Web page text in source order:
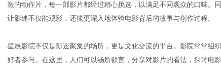
激的动作片，每一部影片都经过精心挑选，以满足不同观众的口味。
让影迷不仅能观影，还能更深入地体验电影背后的故事与创作过程。
星辰影院不仅是影迷聚集的场所，更是文化交流的平台。影院常常组
好者参与。在这里，人们可以畅所欲言，分享对影片的看法，探讨电